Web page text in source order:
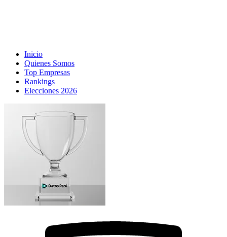
Inicio
Quienes Somos
Top Empresas
Rankings
Elecciones 2026